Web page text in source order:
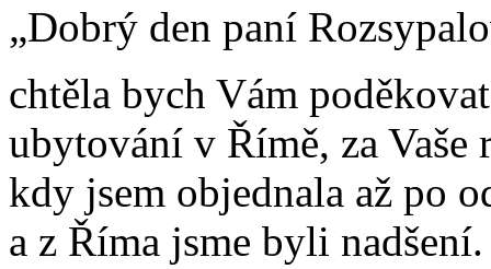
„Dobrý den paní
chtěla bych Vám
ubytování v Římě, za Vaše
kdy jsem objednala až po
a z Říma jsme byli